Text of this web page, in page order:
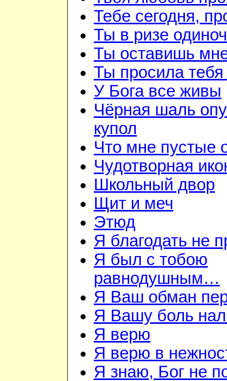
Тебе сегодня,
Ты в ризе
Ты оставишь
Ты просила
У Бога все живы
Чёрная шаль
купол
Что мне пустые
Чудотворная
Школьный двор
Щит и меч
Этюд
Я благодать не
Я был с тобою
равнодушным…
Я Ваш обман
Я Вашу боль
Я верю
Я верю в
Я знаю, Бог не